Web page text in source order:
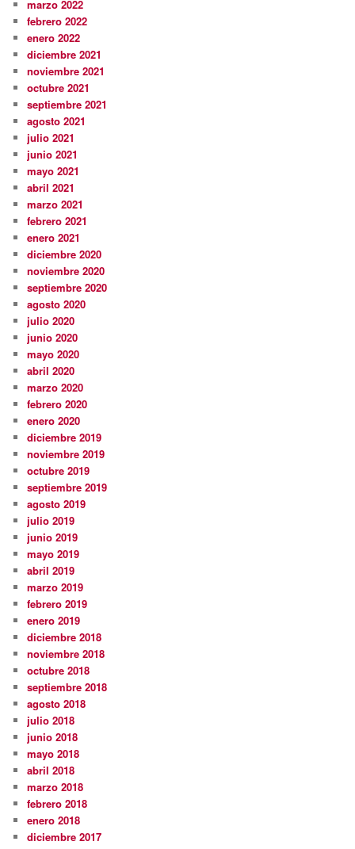
marzo 2022
febrero 2022
enero 2022
diciembre 2021
noviembre 2021
octubre 2021
septiembre 2021
agosto 2021
julio 2021
junio 2021
mayo 2021
abril 2021
marzo 2021
febrero 2021
enero 2021
diciembre 2020
noviembre 2020
septiembre 2020
agosto 2020
julio 2020
junio 2020
mayo 2020
abril 2020
marzo 2020
febrero 2020
enero 2020
diciembre 2019
noviembre 2019
octubre 2019
septiembre 2019
agosto 2019
julio 2019
junio 2019
mayo 2019
abril 2019
marzo 2019
febrero 2019
enero 2019
diciembre 2018
noviembre 2018
octubre 2018
septiembre 2018
agosto 2018
julio 2018
junio 2018
mayo 2018
abril 2018
marzo 2018
febrero 2018
enero 2018
diciembre 2017